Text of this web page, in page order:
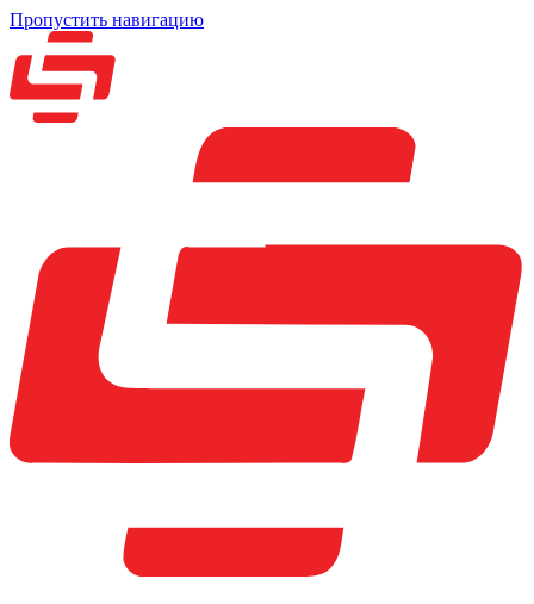
Пропустить навигацию